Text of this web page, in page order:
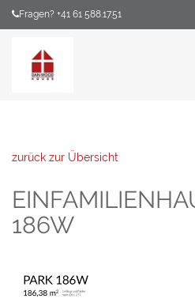
Fragen? +41 61 588.17.51
zurück zur Übersicht
186W